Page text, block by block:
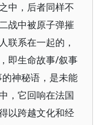
中，后者同样不
战中被原子弹摧
联系在一起的，
即生命故事/叙事
神秘语，是未能
，它回响在法国
以跨越文化和经